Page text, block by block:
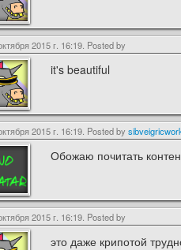
2015 г. 16:19. Posted by
it's beautiful
2015 г. 16:19. Posted by
Обожаю почитать
2015 г. 16:19. Posted by
это даже крипотой